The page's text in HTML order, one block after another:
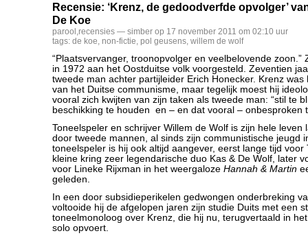
Recensie: ‘Krenz, de gedoodverfde opvolger’
De Koe
parool ,recensies — simber op 17 november 2011 om 02:10 uur
tags: de koe, non-fictie, pol geusens, willem de wolf
“Plaatsvervanger, troonopvolger en veelbelovende zoon.”
in 1972 aan het Oostduitse volk voorgesteld. Zeventien
tweede man achter partijleider Erich Honecker. Krenz
van het Duitse communisme, maar tegelijk moest hij
vooral zich kwijten van zijn taken als tweede man: “stil te
beschikking te houden en – en dat vooral – onbesproken
Toneelspeler en schrijver Willem de Wolf is zijn hele leven
door tweede mannen, al sinds zijn communistische jeugd
toneelspeler is hij ook altijd aangever, eerst lange tijd voor
kleine kring zeer legendarische duo Kas & De Wolf, later
voor Lineke Rijxman in het weergaloze Hannah & Martin
geleden.
In een door subsidieperikelen gedwongen onderbreking
voltooide hij de afgelopen jaren zijn studie Duits met een
toneelmonoloog over Krenz, die hij nu, terugvertaald in
solo opvoert.